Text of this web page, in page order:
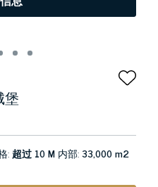
堡
: 超过 10 M 内部:33,000 m2